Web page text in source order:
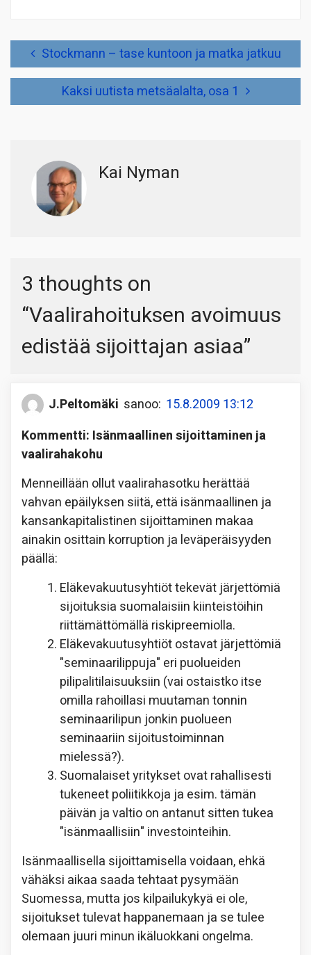
ArtikkelienStockmann – tase kuntoon ja matka jatkuu
Kaksi uutista metsäalalta, osa 1
Kai Nyman
3 thoughts on
“Vaalirahoituksen avoimuus
edistää sijoittajan asiaa”
J.Peltomäki sanoo: 15.8.2009 13:12
Kommentti: Isänmaallinen sijoittaminen ja
vaalirahakohu
Menneillään ollut vaalirahasotku herättää
vahvan epäilyksen siitä, että isänmaallinen ja
kansankapitalistinen sijoittaminen makaa
ainakin osittain korruption ja leväperäisyyden
päällä:
Eläkevakuutusyhtiöt tekevät järjettömiä
sijoituksia suomalaisiin kiinteistöihin
riittämättömällä riskipreemiolla.
Eläkevakuutusyhtiöt ostavat järjettömiä
"seminaarilippuja" eri puolueiden
pilipalitilaisuuksiin (vai ostaistko itse
omilla rahoillasi muutaman tonnin
seminaarilipun jonkin puolueen
seminaariin sijoitustoiminnan
mielessä?).
Suomalaiset yritykset ovat rahallisesti
tukeneet poliitikkoja ja esim. tämän
päivän ja valtio on antanut sitten tukea
"isänmaallisiin" investointeihin.
Isänmaallisella sijoittamisella voidaan, ehkä
vähäksi aikaa saada tehtaat pysymään
Suomessa, mutta jos kilpailukykyä ei ole,
sijoitukset tulevat happanemaan ja se tulee
olemaan juuri minun ikäluokkani ongelma.